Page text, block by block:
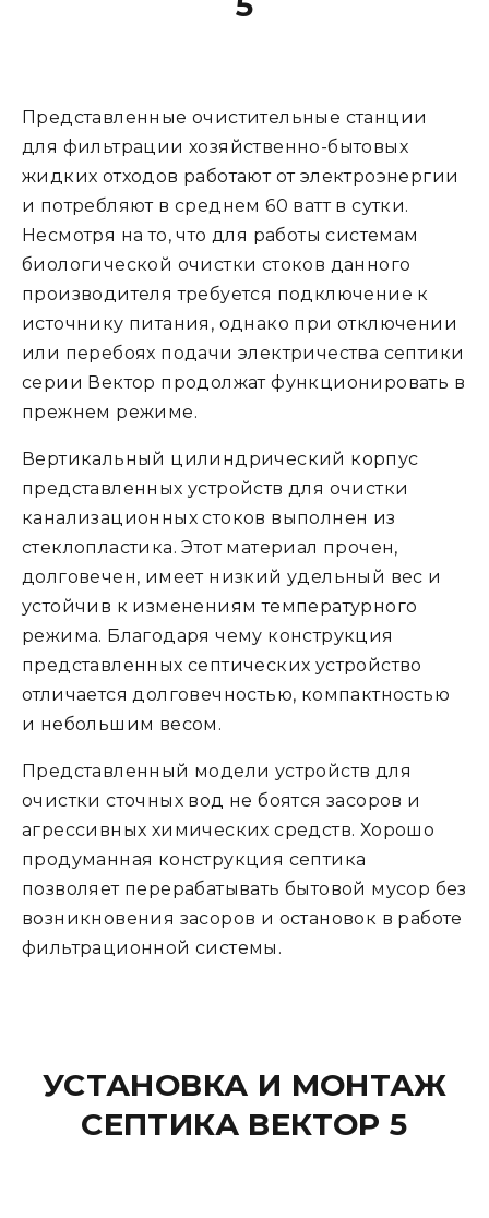
Представленные очистительные станции
для фильтрации хозяйственно-бытовых
жидких отходов работают от электроэнергии
и потребляют в среднем 60 ватт в сутки.
Несмотря на то, что для работы системам
биологической очистки стоков данного
производителя требуется подключение к
источнику питания, однако при отключении
или перебоях подачи электричества септики
серии Вектор продолжат функционировать в
прежнем режиме.
Вертикальный цилиндрический корпус
представленных устройств для очистки
канализационных стоков выполнен из
стеклопластика. Этот материал прочен,
долговечен, имеет низкий удельный вес и
устойчив к изменениям температурного
режима. Благодаря чему конструкция
представленных септических устройство
отличается долговечностью, компактностью
и небольшим весом.
Представленный модели устройств для
очистки сточных вод не боятся засоров и
агрессивных химических средств. Хорошо
продуманная конструкция септика
позволяет перерабатывать бытовой мусор без
возникновения засоров и остановок в работе
фильтрационной системы.
УСТАНОВКА И МОНТАЖ
СЕПТИКА ВЕКТОР 5